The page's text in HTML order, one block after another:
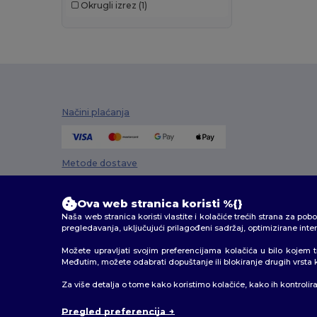
Neutral (11)
Proact (15)
Promodoro (4)
Radsow (1)
Result (6)
Roly
Okrugli izrez (1)
Načini plaćanja
Metode dostave
2026. Sva prava zadržana
Ova web stranica koristi %{}
Naša web stranica koristi vlastite i kolačiće trećih strana za
pregledavanja, uključujući prilagođeni sadržaj, optimizirane
Možete upravljati svojim preferencijama kolačića u bilo
Međutim, možete odabrati dopuštanje ili blokiranje drugih
Za više detalja o tome kako koristimo kolačiće, kako ih
Pregled preferencija